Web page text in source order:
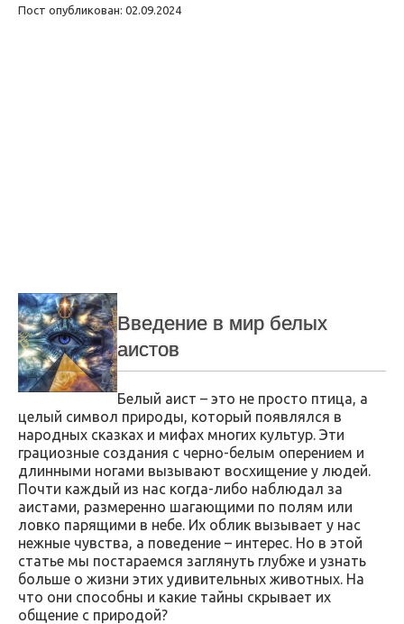
Пост опубликован: 02.09.2024
Введение в мир белых
аистов
Белый аист – это не просто птица, а
целый символ природы, который появлялся в
народных сказках и мифах многих культур. Эти
грациозные создания с черно-белым оперением и
длинными ногами вызывают восхищение у людей.
Почти каждый из нас когда-либо наблюдал за
аистами, размеренно шагающими по полям или
ловко парящими в небе. Их облик вызывает у нас
нежные чувства, а поведение – интерес. Но в этой
статье мы постараемся заглянуть глубже и узнать
больше о жизни этих удивительных животных. На
что они способны и какие тайны скрывает их
общение с природой?